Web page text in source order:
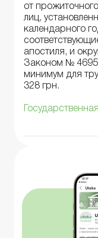
от
лиц,
календарного
апостиля, и
Законом № 4695
минимум для
328 грн.